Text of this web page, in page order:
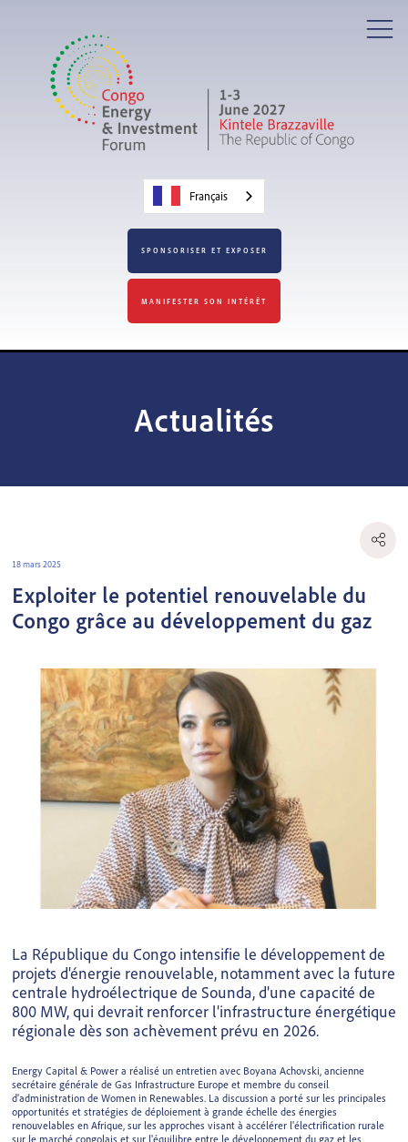
Français
SPONSORISER ET EXPOSER
MANIFESTER SON INTÉRÊT
Actualités
18 mars 2025
Exploiter le potentiel renouvelable du
Congo grâce au développement du gaz
La République du Congo intensifie le développement de
projets d'énergie renouvelable, notamment avec la future
centrale hydroélectrique de Sounda, d'une capacité de
800 MW, qui devrait renforcer l'infrastructure énergétique
régionale dès son achèvement prévu en 2026.
Energy Capital & Power a réalisé un entretien avec Boyana Achovski, ancienne
secrétaire générale de Gas Infrastructure Europe et membre du conseil
d'administration de Women in Renewables. La discussion a porté sur les principales
opportunités et stratégies de déploiement à grande échelle des énergies
renouvelables en Afrique, sur les approches visant à accélérer l'électrification rurale
sur le marché congolais et sur l'équilibre entre le développement du gaz et les